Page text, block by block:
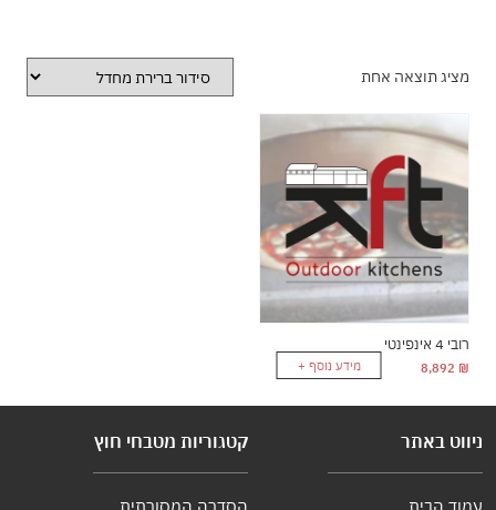
מציג תוצאה אחת
רובי 4 אינפינטי
8,892 ₪ מידע נוסף +
ניווט באתר קטגוריות מטבחי חוץ